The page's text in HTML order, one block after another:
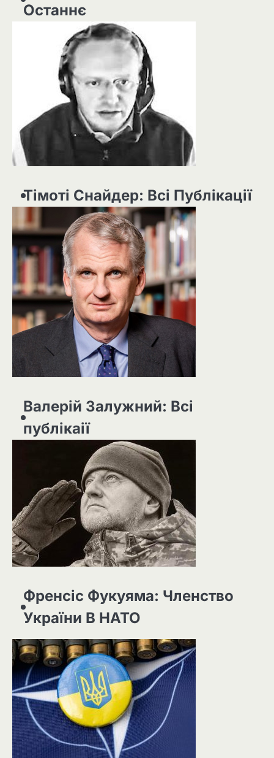
Останнє
Тімоті Снайдер: Всі Публікації
Валерій Залужний: Всі
публікаії
Френсіс Фукуяма: Членство
України В НАТО